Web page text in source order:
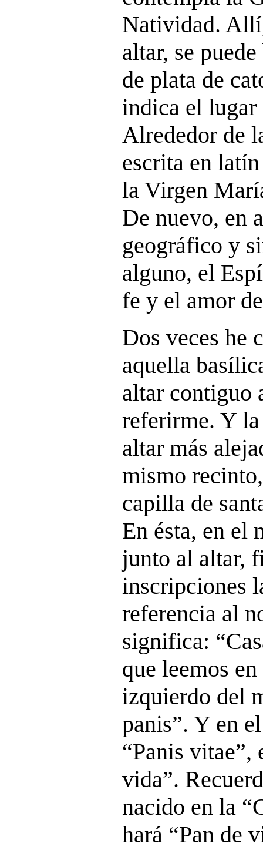
Natividad.
altar, se
de plata de
indica el
Alrededor de
escrita en
la Virgen
De nuevo, en
geográfico y
alguno, el
fe y el amor
Dos veces he
aquella
altar contiguo
referirme. Y
altar más
mismo
capilla de
En ésta, en el
junto al altar,
inscripciones
referencia al
significa:
que leemos
izquierdo del
panis”. Y en
“Panis vitae”,
vida”.
nacido en la
hará “Pan de